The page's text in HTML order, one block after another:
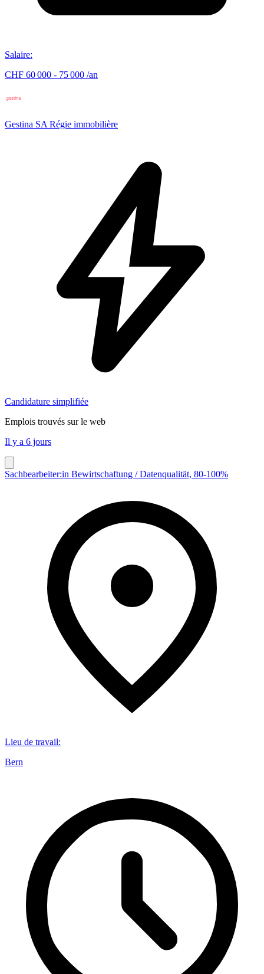
Salaire:
CHF 60 000 - 75 000 /an
Gestina SA Régie immobilière
Candidature simplifiée
Emplois trouvés sur le web
Il y a 6 jours
Sachbearbeiter:in Bewirtschaftung / Datenqualität, 80-100%
Lieu de travail:
Bern